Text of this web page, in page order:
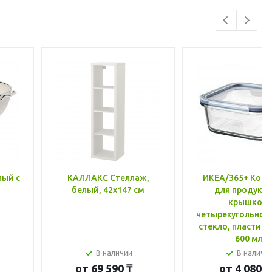
с
КАЛЛАКС Стеллаж,
белый, 42x147 см
В наличии
от 69 590 ₸
ИКЕА/365+
для
крышкой,
стекло, пластик
600 мл
В
от 4 080 ₸